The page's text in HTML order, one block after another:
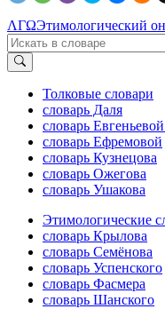
ΛΓΩЭтимологический
Толковые словари
словарь Даля
словарь
словарь Ефремовой
словарь Кузнецова
словарь Ожегова
словарь Ушакова
Этимологические
словарь Крылова
словарь Семёнова
словарь Успенского
словарь Фасмера
словарь Шанского